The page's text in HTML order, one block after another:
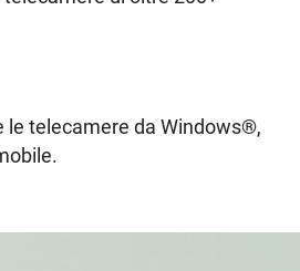
le telecamere da Windows®,